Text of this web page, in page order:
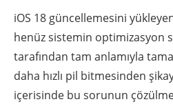
iOS 18 güncellemesini
henüz sistemin optimizasyon
tarafından tam anlamıyla
daha hızlı pil bitmesinden
içerisinde bu sorunun